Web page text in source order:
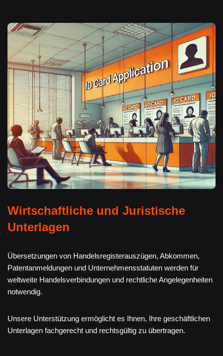
Wirtschaftliche und Juristische
Unterlagen
Übersetzungen von Handelsregisterauszügen, Abkommen,
Patentanmeldungen und Unternehmensstatuten werden für
weltweite Handelsverbindungen und rechtliche Angelegenheiten
notwendig.
Unsere Unterstützung ermöglicht es Ihnen, Ihre geschäftlichen
Unterlagen fachgerecht und rechtsgültig zu übertragen.